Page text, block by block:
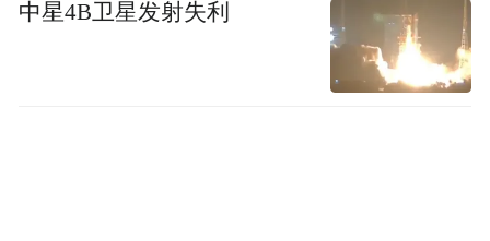
中星4B卫星发射失利